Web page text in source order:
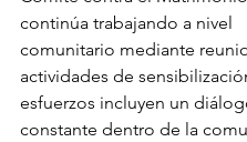
continúa trabajando a nivel
comunitario mediante
actividades de
esfuerzos incluyen un
constante dentro de la